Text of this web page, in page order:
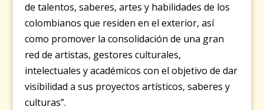
de talentos, saberes, artes y habilidades de los
colombianos que residen en el exterior, así
como promover la consolidación de una gran
red de artistas, gestores culturales,
intelectuales y académicos con el objetivo de dar
visibilidad a sus proyectos artísticos, saberes y
culturas”.